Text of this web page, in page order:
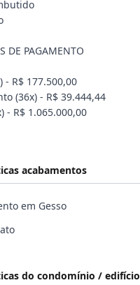
acabamentos
em Gesso
do condomínio / edifício
DE PAGAMENTO
- R$ 177.500,00
(36x) - R$ 39.444,44
- R$ 1.065.000,00